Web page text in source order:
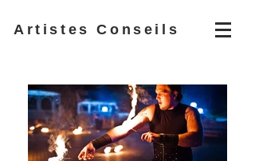
Artistes Conseils